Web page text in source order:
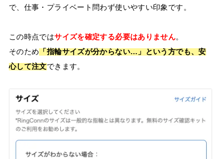
で、仕事・プライベート問わず使いやすい印象です。
この時点ではサイズを確定する必要はありません。
そのため 「指輪サイズが分からない…」という方でも、安
心して注文できます。